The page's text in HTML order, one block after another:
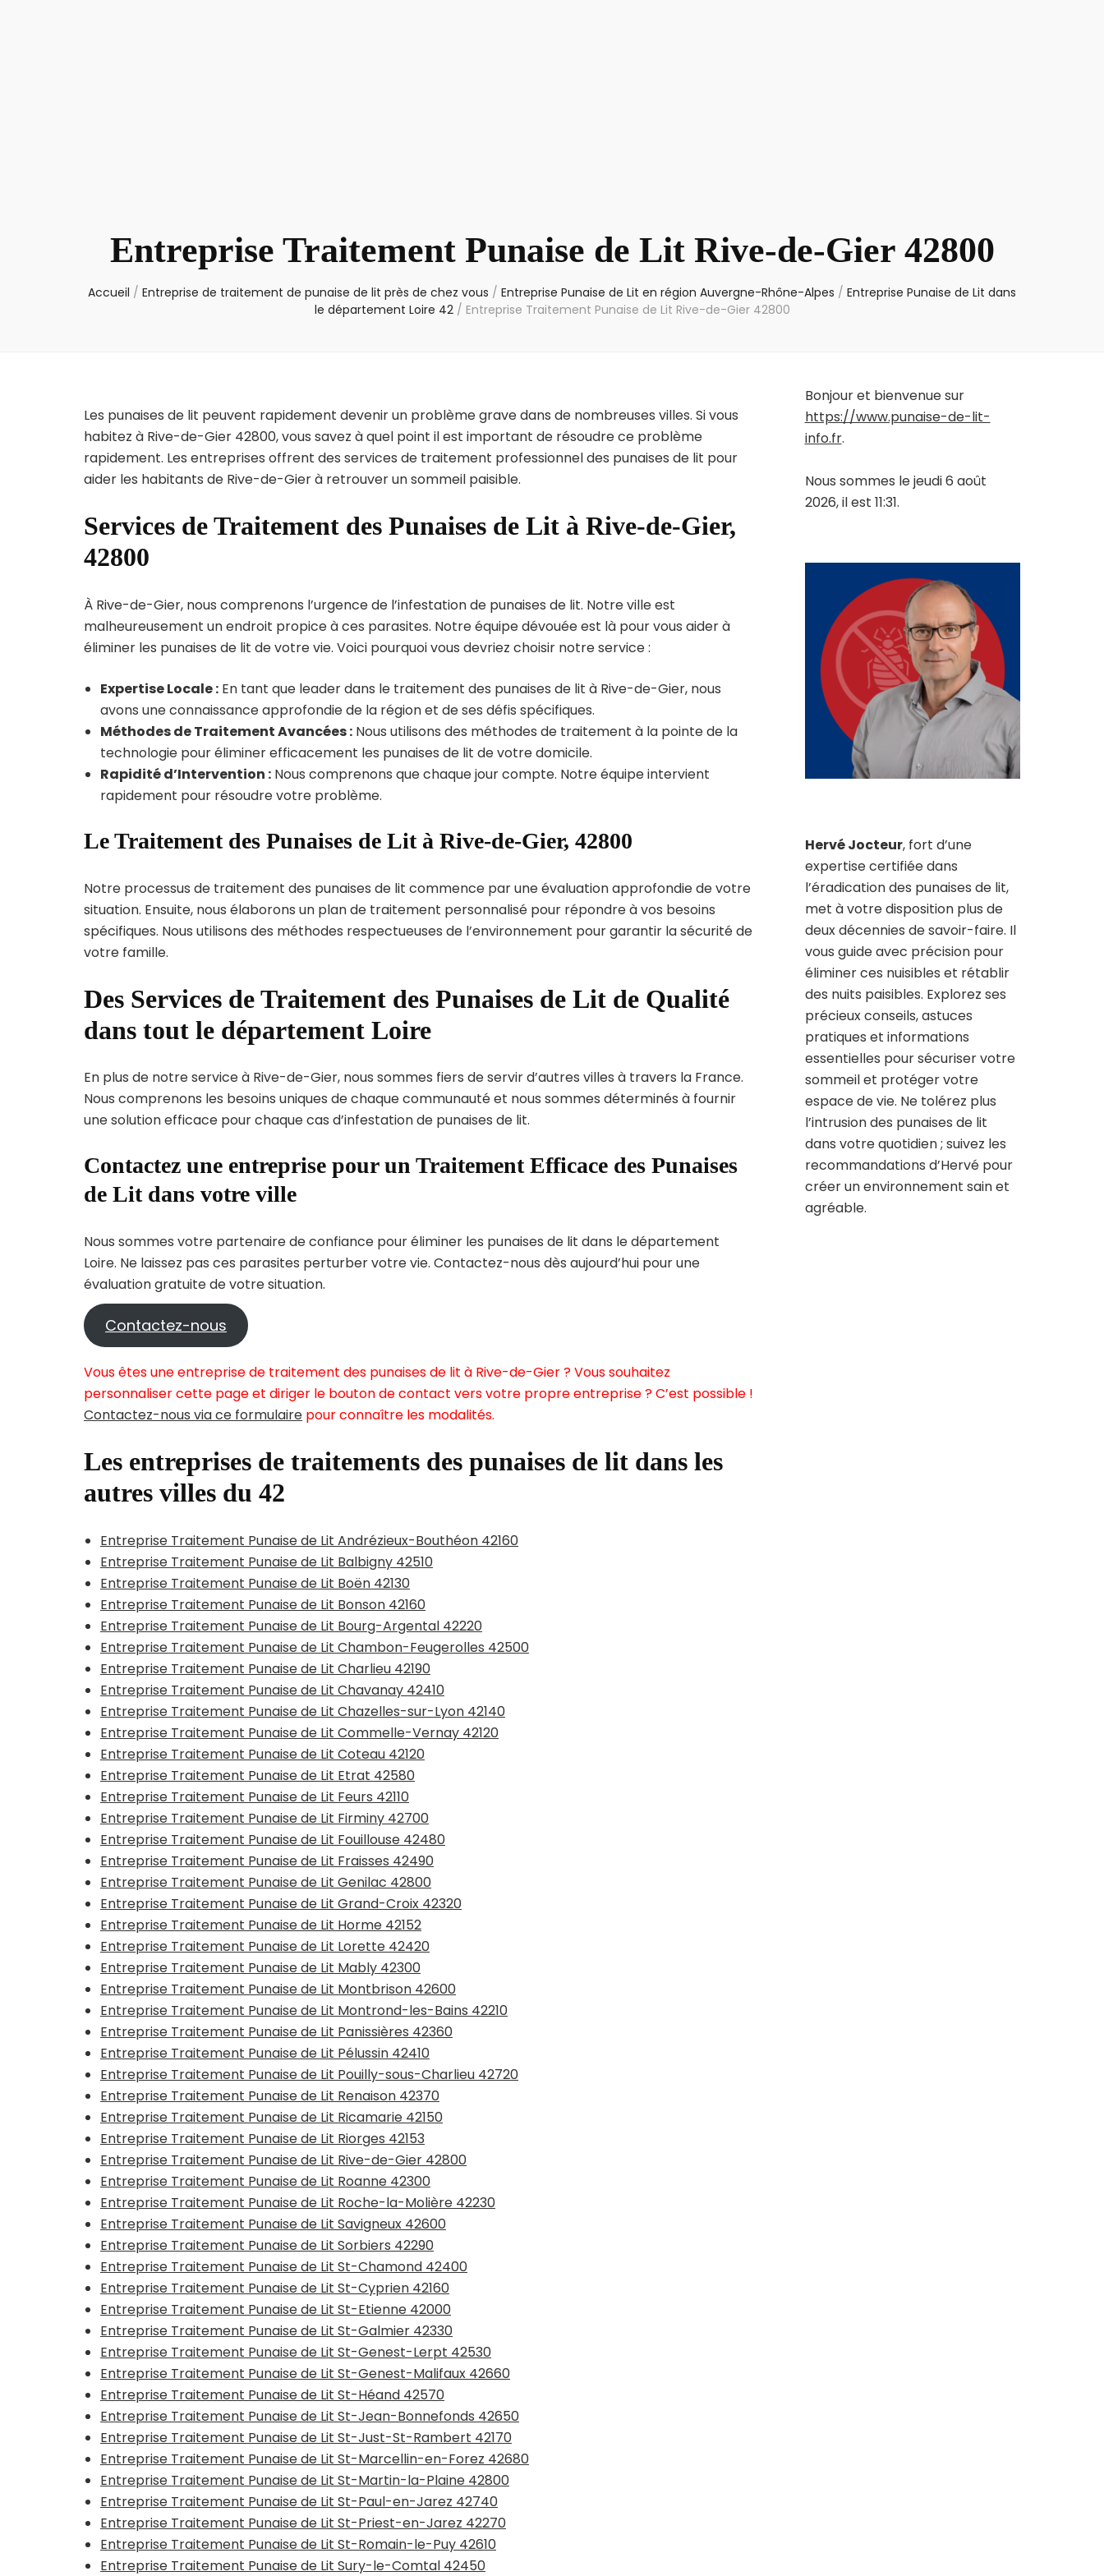
Entreprise Traitement Punaise de Lit Rive-de-Gier 42800
Accueil / Entreprise de traitement de punaise de lit près de chez vous / Entreprise Punaise de Lit en région Auvergne-Rhône-Alpes / Entreprise Punaise de Lit dans
le département Loire 42 / Entreprise Traitement Punaise de Lit Rive-de-Gier 42800
Les punaises de lit peuvent rapidement devenir un problème grave dans de nombreuses villes. Si vous
habitez à Rive-de-Gier 42800, vous savez à quel point il est important de résoudre ce problème
rapidement. Les entreprises offrent des services de traitement professionnel des punaises de lit pour
aider les habitants de Rive-de-Gier à retrouver un sommeil paisible.
Services de Traitement des Punaises de Lit à Rive-de-Gier,
42800
À Rive-de-Gier, nous comprenons l’urgence de l’infestation de punaises de lit. Notre ville est
malheureusement un endroit propice à ces parasites. Notre équipe dévouée est là pour vous aider à
éliminer les punaises de lit de votre vie. Voici pourquoi vous devriez choisir notre service :
Expertise Locale : En tant que leader dans le traitement des punaises de lit à Rive-de-Gier, nous
avons une connaissance approfondie de la région et de ses défis spécifiques.
Méthodes de Traitement Avancées : Nous utilisons des méthodes de traitement à la pointe de la
technologie pour éliminer efficacement les punaises de lit de votre domicile.
Rapidité d’Intervention : Nous comprenons que chaque jour compte. Notre équipe intervient
rapidement pour résoudre votre problème.
Le Traitement des Punaises de Lit à Rive-de-Gier, 42800
Notre processus de traitement des punaises de lit commence par une évaluation approfondie de votre
situation. Ensuite, nous élaborons un plan de traitement personnalisé pour répondre à vos besoins
spécifiques. Nous utilisons des méthodes respectueuses de l’environnement pour garantir la sécurité de
votre famille.
Des Services de Traitement des Punaises de Lit de Qualité
dans tout le département Loire
En plus de notre service à Rive-de-Gier, nous sommes fiers de servir d’autres villes à travers la France.
Nous comprenons les besoins uniques de chaque communauté et nous sommes déterminés à fournir
une solution efficace pour chaque cas d’infestation de punaises de lit.
Contactez une entreprise pour un Traitement Efficace des Punaises
de Lit dans votre ville
Nous sommes votre partenaire de confiance pour éliminer les punaises de lit dans le département
Loire. Ne laissez pas ces parasites perturber votre vie. Contactez-nous dès aujourd’hui pour une
évaluation gratuite de votre situation.
Contactez-nous
Vous êtes une entreprise de traitement des punaises de lit à Rive-de-Gier ? Vous souhaitez
personnaliser cette page et diriger le bouton de contact vers votre propre entreprise ? C’est possible !
Contactez-nous via ce formulaire pour connaître les modalités.
Les entreprises de traitements des punaises de lit dans les
autres villes du 42
Entreprise Traitement Punaise de Lit Andrézieux-Bouthéon 42160
Entreprise Traitement Punaise de Lit Balbigny 42510
Entreprise Traitement Punaise de Lit Boën 42130
Entreprise Traitement Punaise de Lit Bonson 42160
Entreprise Traitement Punaise de Lit Bourg-Argental 42220
Entreprise Traitement Punaise de Lit Chambon-Feugerolles 42500
Entreprise Traitement Punaise de Lit Charlieu 42190
Entreprise Traitement Punaise de Lit Chavanay 42410
Entreprise Traitement Punaise de Lit Chazelles-sur-Lyon 42140
Entreprise Traitement Punaise de Lit Commelle-Vernay 42120
Entreprise Traitement Punaise de Lit Coteau 42120
Entreprise Traitement Punaise de Lit Etrat 42580
Entreprise Traitement Punaise de Lit Feurs 42110
Entreprise Traitement Punaise de Lit Firminy 42700
Entreprise Traitement Punaise de Lit Fouillouse 42480
Entreprise Traitement Punaise de Lit Fraisses 42490
Entreprise Traitement Punaise de Lit Genilac 42800
Entreprise Traitement Punaise de Lit Grand-Croix 42320
Entreprise Traitement Punaise de Lit Horme 42152
Entreprise Traitement Punaise de Lit Lorette 42420
Entreprise Traitement Punaise de Lit Mably 42300
Entreprise Traitement Punaise de Lit Montbrison 42600
Entreprise Traitement Punaise de Lit Montrond-les-Bains 42210
Entreprise Traitement Punaise de Lit Panissières 42360
Entreprise Traitement Punaise de Lit Pélussin 42410
Entreprise Traitement Punaise de Lit Pouilly-sous-Charlieu 42720
Entreprise Traitement Punaise de Lit Renaison 42370
Entreprise Traitement Punaise de Lit Ricamarie 42150
Entreprise Traitement Punaise de Lit Riorges 42153
Entreprise Traitement Punaise de Lit Rive-de-Gier 42800
Entreprise Traitement Punaise de Lit Roanne 42300
Entreprise Traitement Punaise de Lit Roche-la-Molière 42230
Entreprise Traitement Punaise de Lit Savigneux 42600
Entreprise Traitement Punaise de Lit Sorbiers 42290
Entreprise Traitement Punaise de Lit St-Chamond 42400
Entreprise Traitement Punaise de Lit St-Cyprien 42160
Entreprise Traitement Punaise de Lit St-Etienne 42000
Entreprise Traitement Punaise de Lit St-Galmier 42330
Entreprise Traitement Punaise de Lit St-Genest-Lerpt 42530
Entreprise Traitement Punaise de Lit St-Genest-Malifaux 42660
Entreprise Traitement Punaise de Lit St-Héand 42570
Entreprise Traitement Punaise de Lit St-Jean-Bonnefonds 42650
Entreprise Traitement Punaise de Lit St-Just-St-Rambert 42170
Entreprise Traitement Punaise de Lit St-Marcellin-en-Forez 42680
Entreprise Traitement Punaise de Lit St-Martin-la-Plaine 42800
Entreprise Traitement Punaise de Lit St-Paul-en-Jarez 42740
Entreprise Traitement Punaise de Lit St-Priest-en-Jarez 42270
Entreprise Traitement Punaise de Lit St-Romain-le-Puy 42610
Entreprise Traitement Punaise de Lit Sury-le-Comtal 42450
Bonjour et bienvenue sur
https://www.punaise-de-lit-
info.fr.
Nous sommes le jeudi 6 août
2026, il est 11:31.
Hervé Jocteur, fort d’une
expertise certifiée dans
l’éradication des punaises de lit,
met à votre disposition plus de
deux décennies de savoir-faire. Il
vous guide avec précision pour
éliminer ces nuisibles et rétablir
des nuits paisibles. Explorez ses
précieux conseils, astuces
pratiques et informations
essentielles pour sécuriser votre
sommeil et protéger votre
espace de vie. Ne tolérez plus
l’intrusion des punaises de lit
dans votre quotidien ; suivez les
recommandations d’Hervé pour
créer un environnement sain et
agréable.